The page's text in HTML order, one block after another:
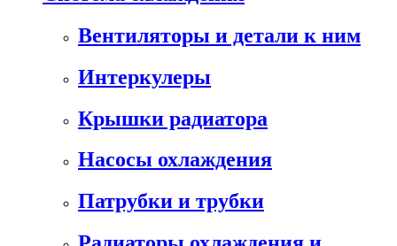
Вентиляторы и детали к ним
Интеркулеры
Крышки радиатора
Насосы охлаждения
Патрубки и трубки